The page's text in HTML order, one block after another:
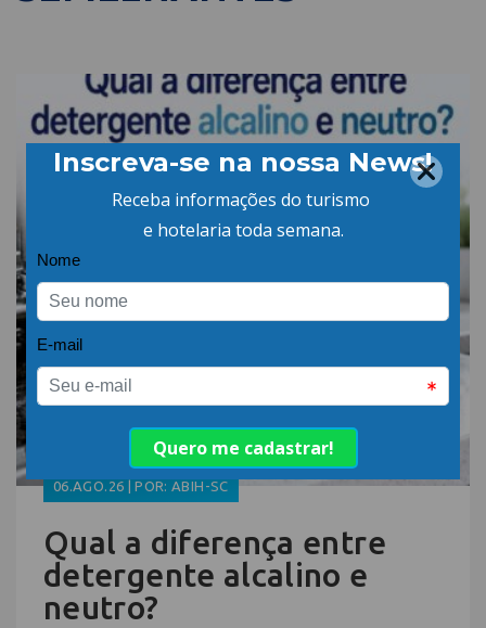
06.AGO.26 | POR: ABIH-SC
Qual a diferença entre
detergente alcalino e
neutro?